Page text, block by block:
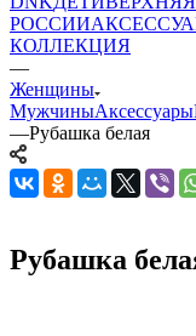
РОССИИ
КОЛЛЕКЦИЯ
—
Женщины
МужчиныАксессуары
—Рубашка белая
Рубашка